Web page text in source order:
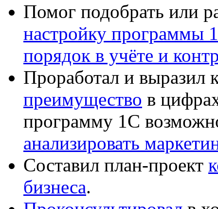
Помог подобрать или
настройку программы
порядок в учёте и
Проработал и выразил
преимущество в
программу 1С
анализировать
Составил план-проект
бизнеса.